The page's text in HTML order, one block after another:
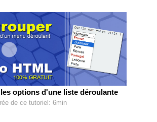
options d'une liste déroulante
de ce tutoriel: 6min